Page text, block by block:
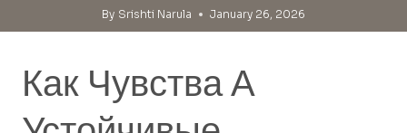
By Srishti Narula January 26, 2026
Как Чувства А